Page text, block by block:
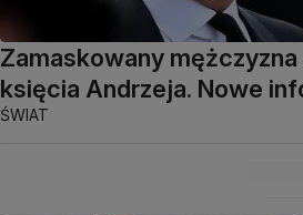
Zamaskowany mężczyzna
księcia Andrzeja. Nowe
ŚWIAT